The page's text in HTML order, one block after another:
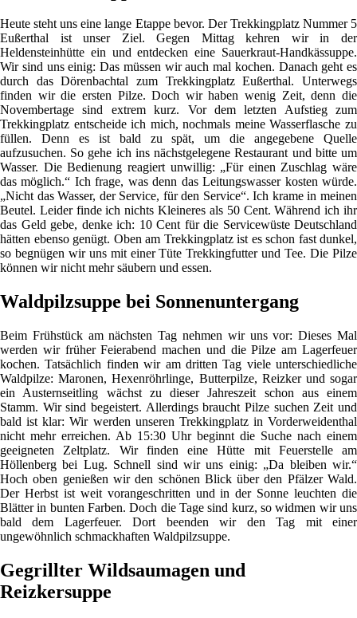
Heute steht uns eine lange Etappe bevor. Der Trekkingplatz Nummer 5
Eußerthal ist unser Ziel. Gegen Mittag kehren wir in der
Heldensteinhütte ein und entdecken eine Sauerkraut-Handkässuppe.
Wir sind uns einig: Das müssen wir auch mal kochen. Danach geht es
durch das Dörenbachtal zum Trekkingplatz Eußerthal. Unterwegs
finden wir die ersten Pilze. Doch wir haben wenig Zeit, denn die
Novembertage sind extrem kurz. Vor dem letzten Aufstieg zum
Trekkingplatz entscheide ich mich, nochmals meine Wasserflasche zu
füllen. Denn es ist bald zu spät, um die angegebene Quelle
aufzusuchen. So gehe ich ins nächstgelegene Restaurant und bitte um
Wasser. Die Bedienung reagiert unwillig: „Für einen Zuschlag wäre
das möglich.“ Ich frage, was denn das Leitungswasser kosten würde.
„Nicht das Wasser, der Service, für den Service“. Ich krame in meinen
Beutel. Leider finde ich nichts Kleineres als 50 Cent. Während ich ihr
das Geld gebe, denke ich: 10 Cent für die Servicewüste Deutschland
hätten ebenso genügt. Oben am Trekkingplatz ist es schon fast dunkel,
so begnügen wir uns mit einer Tüte Trekkingfutter und Tee. Die Pilze
können wir nicht mehr säubern und essen.
Waldpilzsuppe bei Sonnenuntergang
Beim Frühstück am nächsten Tag nehmen wir uns vor: Dieses Mal
werden wir früher Feierabend machen und die Pilze am Lagerfeuer
kochen. Tatsächlich finden wir am dritten Tag viele unterschiedliche
Waldpilze: Maronen, Hexenröhrlinge, Butterpilze, Reizker und sogar
ein Austernseitling wächst zu dieser Jahreszeit schon aus einem
Stamm. Wir sind begeistert. Allerdings braucht Pilze suchen Zeit und
bald ist klar: Wir werden unseren Trekkingplatz in Vorderweidenthal
nicht mehr erreichen. Ab 15:30 Uhr beginnt die Suche nach einem
geeigneten Zeltplatz. Wir finden eine Hütte mit Feuerstelle am
Höllenberg bei Lug. Schnell sind wir uns einig: „Da bleiben wir.“
Hoch oben genießen wir den schönen Blick über den Pfälzer Wald.
Der Herbst ist weit vorangeschritten und in der Sonne leuchten die
Blätter in bunten Farben. Doch die Tage sind kurz, so widmen wir uns
bald dem Lagerfeuer. Dort beenden wir den Tag mit einer
ungewöhnlich schmackhaften Waldpilzsuppe.
Gegrillter Wildsaumagen und
Reizkersuppe